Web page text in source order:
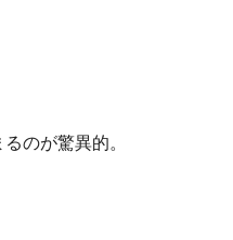
のが驚異的。